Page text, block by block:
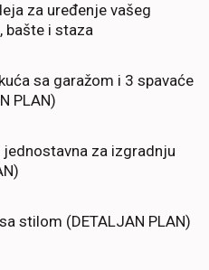
za uređenje vašeg
bašte i staza
sa garažom i 3 spavaće
PLAN)
za izgradnju
stilom (DETALJAN PLAN)